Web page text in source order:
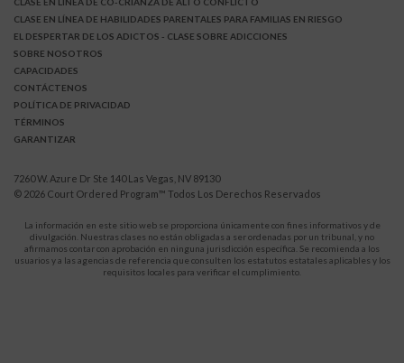
CLASE EN LÍNEA DE HABILIDADES PARENTALES PARA FAMILIAS EN RIESGO
EL DESPERTAR DE LOS ADICTOS - CLASE SOBRE ADICCIONES
SOBRE NOSOTROS
CAPACIDADES
CONTÁCTENOS
POLÍTICA DE PRIVACIDAD
TÉRMINOS
GARANTIZAR
7260 W. Azure Dr Ste 140 Las Vegas, NV 89130
© 2026 Court Ordered Program™ Todos Los Derechos Reservados
La información en este sitio web se proporciona únicamente con fines informativos y de
divulgación. Nuestras clases no están obligadas a ser ordenadas por un tribunal, y no
afirmamos contar con aprobación en ninguna jurisdicción específica. Se recomienda a los
usuarios y a las agencias de referencia que consulten los estatutos estatales aplicables y los
requisitos locales para verificar el cumplimiento.